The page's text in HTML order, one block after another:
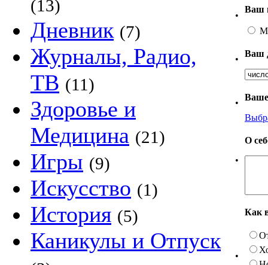
(13)
Дневник (7)
Журналы, Радио,
ТВ (11)
Здоровье и
Медицина (21)
Игры (9)
Искусство (1)
История (5)
Каникулы и Отпуск
•
Ваш
•
Ваш
•
Ваше
•
О
•
Как